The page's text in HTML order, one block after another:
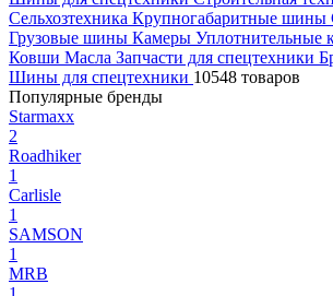
Сельхозтехника Крупногабаритные шины
Грузовые шины Камеры Уплотнительные
Ковши Масла Запчасти для спецтехники
Шины для спецтехники 10548 товаров
Популярные бренды
Starmaxx
2
Roadhiker
1
Carlisle
1
SAMSON
1
MRB